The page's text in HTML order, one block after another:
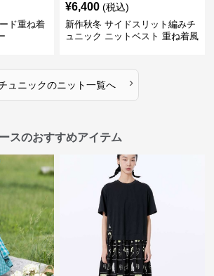
ド重ね着
¥6,400 (税込)
新作秋冬 サイドスリット編みチ
ュニック ニットベスト 重ね着風
ュニックのニット一覧へ ›
スのおすすめアイテム